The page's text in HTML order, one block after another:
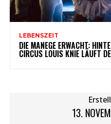
LEBENSZEIT
DIE MANEGE ERWACHT:
CIRCUS LOUIS KNIE LÄUFT
13.